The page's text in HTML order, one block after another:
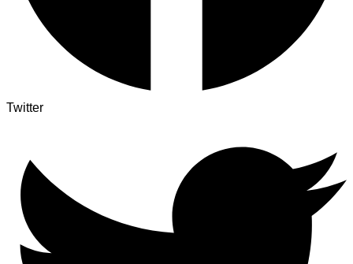
Twitter